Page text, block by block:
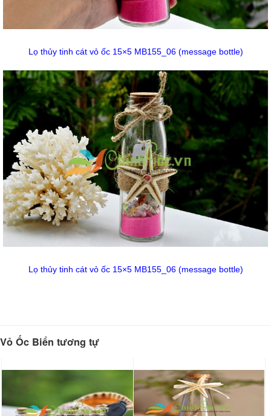
Lọ thủy tinh cát vỏ ốc 15×5 MB155_06 (message bottle)
Lọ thủy tinh cát vỏ ốc 15×5 MB155_06 (message bottle)
Vỏ Ốc Biển tương tự